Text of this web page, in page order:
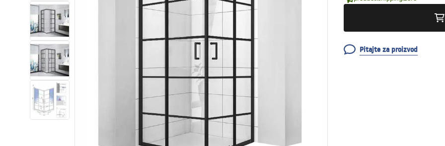
WC školjke
Umivaonici
Kade i paravani
Miješalice, pipe, slavine
Pitajte za proizvod